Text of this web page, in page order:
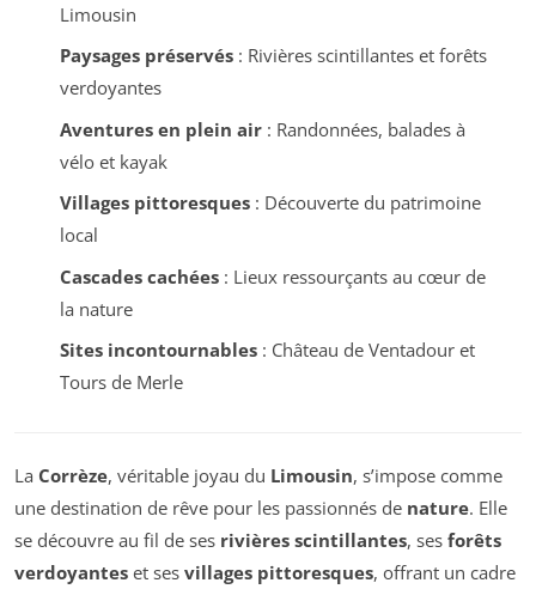
Limousin
Paysages préservés: Rivières scintillantes et forêts
verdoyantes
Aventures en plein air: Randonnées, balades à
vélo et kayak
Villages pittoresques: Découverte du patrimoine
local
Cascades cachées: Lieux ressourçants au cœur de
la nature
Sites incontournables: Château de Ventadour et
Tours de Merle
La Corrèze, véritable joyau du Limousin, s’impose comme
une destination de rêve pour les passionnés de nature. Elle
se découvre au fil de ses rivières scintillantes, ses forêts
verdoyantes et ses villages pittoresques, offrant un cadre